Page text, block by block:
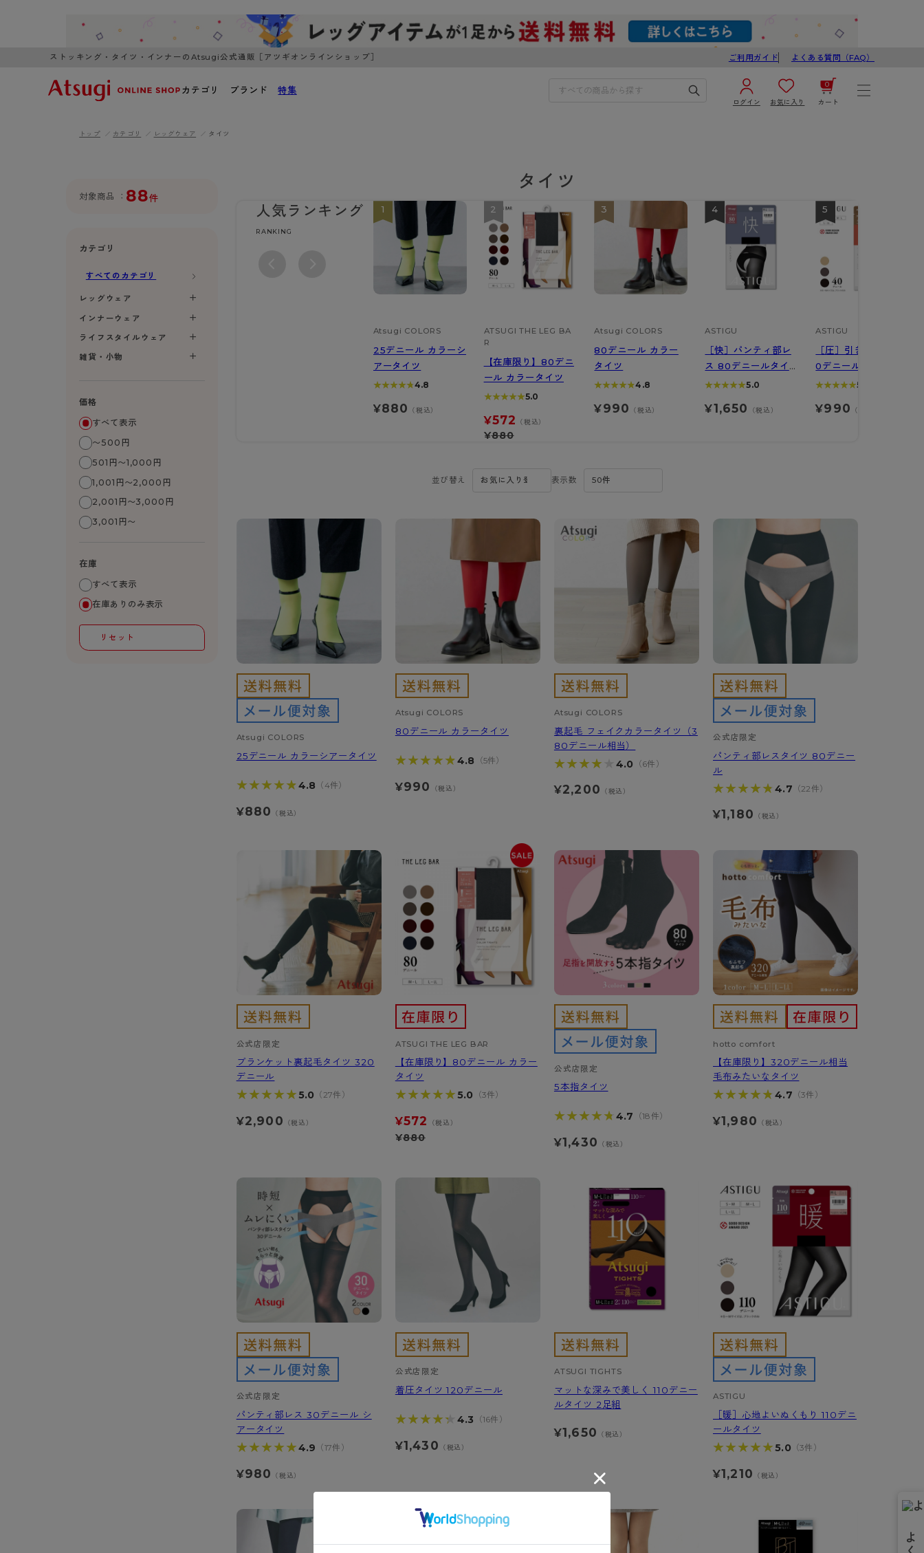
ストッキング・タイツ・インナーのAtsugi公式通販［アツギオンラインショップ］ ご利用ガイド よくある質問（FAQ）
カテゴリ
WOMEN MEN
カテゴリから探す
ストッキング
- ショート丈ストッキング
- 着圧ストッキング
- パンティ部レスストッキング
タイツ
- 柄タイツ
- ひざ下丈タイツ
- 着圧タイツ
ソックス・靴下
レギンス・スパッツ
インナーウェア
ライフスタイルウェア
ボトムス
トップス
ルームウェア・パジャマ
- スポーツトップス
- スポーツボトムス
雑貨・小物
レッグウエア
ソックス・靴下
スニーカー丈・くるぶし丈ソックス
ハイソックス
ボクサー
トランクス
Tバック・ビキニ
肌着・インナー
ルームウェア・パジャマ
レッグウエア
タイツ
クルー・レギュラー丈ソックス
スニーカー丈・くるぶし丈ソックス
ハイソックス
ノンワイヤーブラ
ワイヤーブラ
スポーツブラ
レギュラーショーツ
サニタリーショーツ
ブランド
アスティーグ クリアビューティアクティブ
hotto comfort Atsugi COLORS BT
みんなの、みんなの。 CLINICAL ハイジュニ
ブランド一覧へ
特集
ログイン お気に入り カート
0
3,980円以上のご購入で送料無料
WOMEN
レッグウェア
ストッキング
- 無地ストッキング
- 柄ストッキング
- ショート丈ストッキング
- 無地タイツ
- 柄タイツ
- ひざ下丈タイツ
- 着圧タイツ
ソックス・靴下
レギンス・スパッツ
インナーウェア
ブラジャー
- ノンワイヤーブラ
- ワイヤーブラ
- レギュラーショーツ
- サニタリーショーツ
- ガードル・補正ショーツ
- 長袖（七分袖以上）
- タンクトップ
- カップ付きインナー
ライフスタイルウェア
ボトムス
トップス
アクティブ・スポーツ
- スポーツブラ
- スポーツトップス
- スポーツボトムス
雑貨・小物
レッグウエア
ソックス・靴下
スニーカー丈・くるぶし丈ソックス
ハイソックス
インナーウエア
ボクサー
トランクス
Tバック・ビキニ
肌着・インナー
ボトムス
トップス
ルームウェア・パジャマ
レッグウエア
タイツ
クルー・レギュラー丈ソックス
スニーカー丈・くるぶし丈ソックス
ハイソックス
スクールソックス
インナーウエア
ノンワイヤーブラ
ワイヤーブラ
スポーツブラ
ショーツ
レギュラーショーツ
サニタリーショーツ
ボクサー
商品選びのお手伝い
お悩み別ガードル
タイツの選び方
ご利用ガイド
はじめての方へ
お支払い方法について
返品・交換について
トップ カテゴリ レッグウェア タイツ
対象商品 88件
カテゴリ
すべてのカテゴリ
レッグウェア
インナーウェア
ライフスタイルウェア
雑貨・小物
価格
すべて表示
〜500円
501円〜1,000円
1,001円〜2,000円
2,001円〜3,000円
3,001円〜
在庫
すべて表示
在庫ありのみ表示
リセット
タイツ
人気ランキング
RANKING
1
Atsugi COLORS
25デニール カラーシ
アータイツ
★★★★★
★★★★★ 4.8
¥880 （税込）
2
ATSUGI THE LEG BA
R
【在庫限り】80デニ
ール カラータイツ
★★★★★
★★★★★5.0
¥572 （税込）
¥880
3
Atsugi COLORS
80デニール カラー
タイツ
★★★★★
★★★★★4.8
¥990 （税込）
4
ASTIGU
［快］パンティ部レ
ス 80デニールタイ
ツ
★★★★★
★★★★★5.0
¥1,650 （税込）
5
ASTIGU
［圧］引き締める 4
0デニールタイツ
★★★★★
★★★★★5.0
¥990 （税込）
並び替え 表示数
Atsugi COLORS
25デニール カラーシアータイツ
★★★★★
★★★★★ 4.8 （4件）
¥880 （税込）
Atsugi COLORS
80デニール カラータイツ
★★★★★
★★★★★ 4.8 （5件）
¥990 （税込）
Atsugi COLORS
裏起毛 フェイクカラータイツ（3
80デニール相当）
★★★★★
★★★★★ 4.0 （6件）
¥2,200 （税込）
公式店限定
パンティ部レスタイツ 80デニー
ル
★★★★★
★★★★★ 4.7 （22件）
¥1,180 （税込）
公式店限定
ブランケット裏起毛タイツ 320
デニール
★★★★★
★★★★★5.0 （27件）
¥2,900 （税込）
ATSUGI THE LEG BAR
【在庫限り】80デニール カラー
タイツ
★★★★★
★★★★★5.0 （3件）
¥572 （税込）
¥880
公式店限定
5本指タイツ
★★★★★
★★★★★ 4.7 （18件）
¥1,430 （税込）
hotto comfort
【在庫限り】320デニール相当
毛布みたいなタイツ
★★★★★
★★★★★ 4.7 （3件）
¥1,980 （税込）
公式店限定
パンティ部レス 30デニール シ
アータイツ
★★★★★
★★★★★4.9 （17件）
¥980 （税込）
公式店限定
着圧タイツ 120デニール
★★★★★
★★★★★ 4.3 （16件）
¥1,430 （税込）
ATSUGI TIGHTS
マットな深みで美しく 110デニー
ルタイツ 2足組
¥1,650 （税込）
ASTIGU
［暖］心地よいぬくもり 110デニ
ールタイツ
★★★★★
★★★★★5.0 （3件）
¥1,210 （税込）